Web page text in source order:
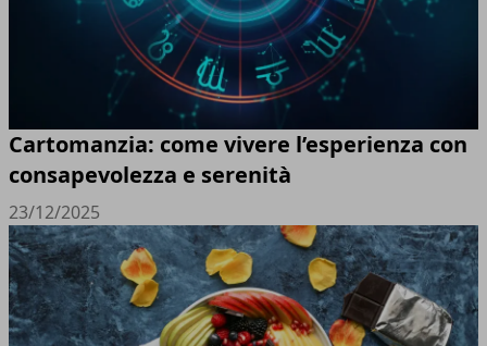
Cartomanzia: come vivere l’esperienza con
consapevolezza e serenità
23/12/2025